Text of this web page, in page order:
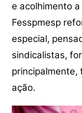
e acolhimento
Fesspmesp
especial,
sindicalistas,
principalmente,
ação.